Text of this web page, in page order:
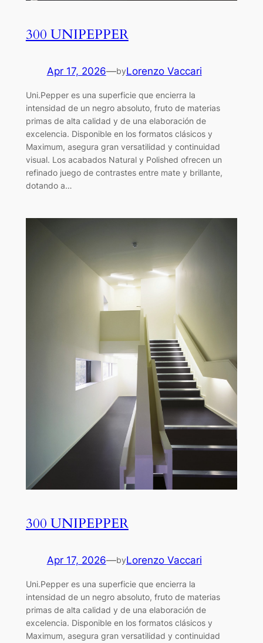
300 UNIPEPPER
Apr 17, 2026—byLorenzo Vaccari
Uni.Pepper es una superficie que encierra la
intensidad de un negro absoluto, fruto de materias
primas de alta calidad y de una elaboración de
excelencia. Disponible en los formatos clásicos y
Maximum, asegura gran versatilidad y continuidad
visual. Los acabados Natural y Polished ofrecen un
refinado juego de contrastes entre mate y brillante,
dotando a…
300 UNIPEPPER
Apr 17, 2026—byLorenzo Vaccari
Uni.Pepper es una superficie que encierra la
intensidad de un negro absoluto, fruto de materias
primas de alta calidad y de una elaboración de
excelencia. Disponible en los formatos clásicos y
Maximum, asegura gran versatilidad y continuidad